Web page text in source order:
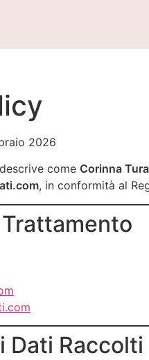
2026
come Corinna
, in conformità al
Dati Raccolti